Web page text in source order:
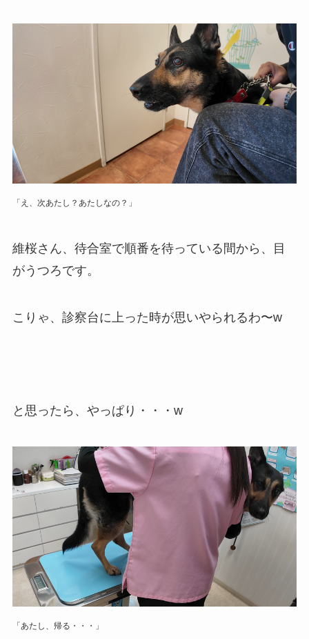
「え、次あたし？あたしなの？」
維桜さん、待合室で順番を待っている間から、目
がうつろです。
こりゃ、診察台に上った時が思いやられるわ〜w
と思ったら、やっぱり・・・w
「あたし、帰る・・・」